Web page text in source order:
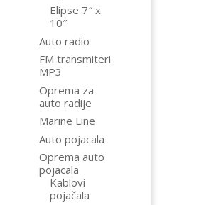
Elipse 7″ x
10″
Auto radio
FM transmiteri
MP3
Oprema za
auto radije
Marine Line
Auto pojacala
Oprema auto
pojacala
Kablovi
pojačala